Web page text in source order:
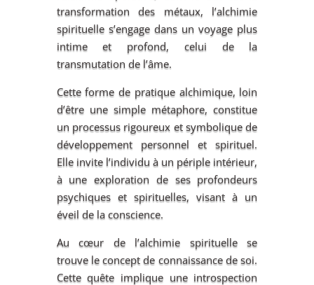
transformation des métaux, l’alchimie
spirituelle s’engage dans un voyage plus
intime et profond, celui de la
transmutation de l’âme.
Cette forme de pratique alchimique, loin
d’être une simple métaphore, constitue
un processus rigoureux et symbolique de
développement personnel et spirituel.
Elle invite l’individu à un périple intérieur,
à une exploration de ses profondeurs
psychiques et spirituelles, visant à un
éveil de la conscience.
Au cœur de l’alchimie spirituelle se
trouve le concept de connaissance de soi.
Cette quête implique une introspection